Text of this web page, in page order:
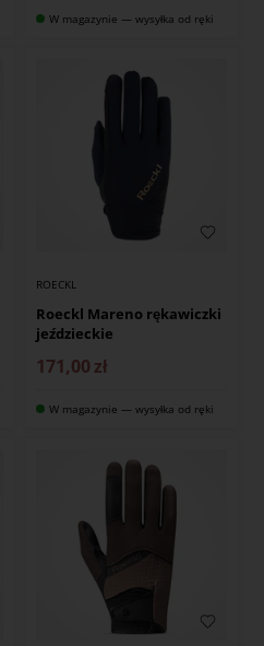
W magazynie — wysyłka od ręki
ROECKL
Roeckl Mareno rękawiczki
jeździeckie
171,00 zł
W magazynie — wysyłka od ręki